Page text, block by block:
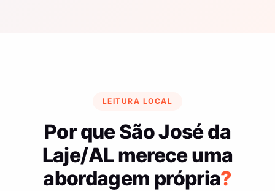
LEITURA LOCAL
Por que São José da
Laje/AL merece uma
abordagem própria?